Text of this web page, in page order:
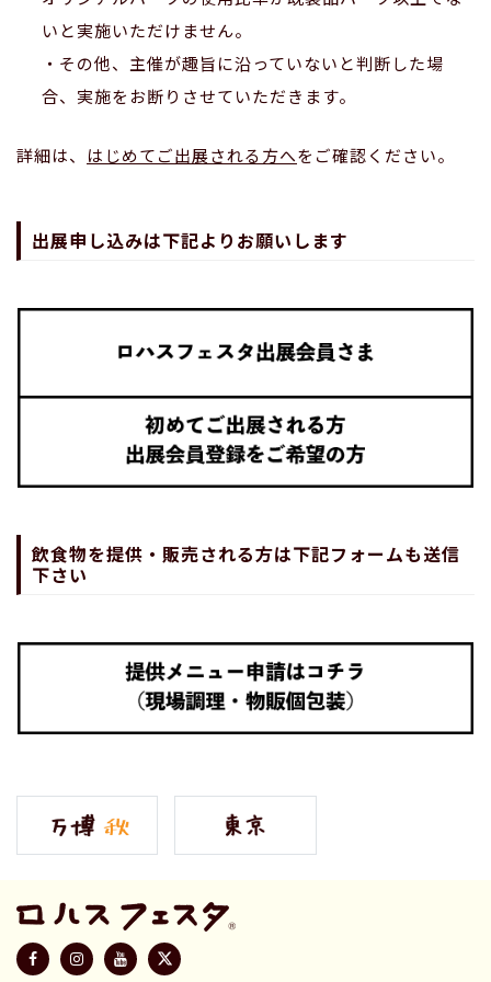
いと実施いただけません。
・その他、主催が趣旨に沿っていないと判断した場
合、実施をお断りさせていただきます。
詳細は、 はじめてご出展される方へをご確認ください。
出展申し込みは下記よりお願いします
飲食物を提供・販売される方は下記フォームも送信
下さい